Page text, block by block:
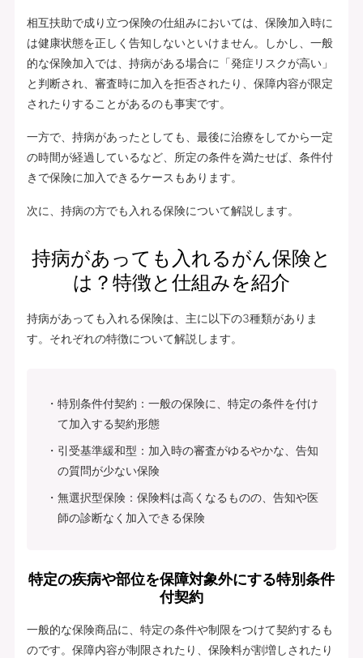
相互扶助で成り立つ保険の仕組みにおいては、保険加入時に
は健康状態を正しく告知しないといけません。しかし、一般
的な保険加入では、持病がある場合に「発症リスクが高い」
と判断され、審査時に加入を拒否されたり、保障内容が限定
されたりすることがあるのも事実です。
一方で、持病があったとしても、最後に治療をしてから一定
の時間が経過しているなど、所定の条件を満たせば、条件付
きで保険に加入できるケースもあります。
次に、持病の方でも入れる保険について解説します。
持病があっても入れるがん保険と
は？特徴と仕組みを紹介
持病があっても入れる保険は、主に以下の3種類がありま
す。それぞれの特徴について解説します。
特別条件付契約：一般の保険に、特定の条件を付け
て加入する契約形態
引受基準緩和型：加入時の審査がゆるやかな、告知
の質問が少ない保険
無選択型保険：保険料は高くなるものの、告知や医
師の診断なく加入できる保険
特定の疾病や部位を保障対象外にする特別条件
付契約
一般的な保険商品に、特定の条件や制限をつけて契約するも
のです。保障内容が制限されたり、保険料が割増しされたり